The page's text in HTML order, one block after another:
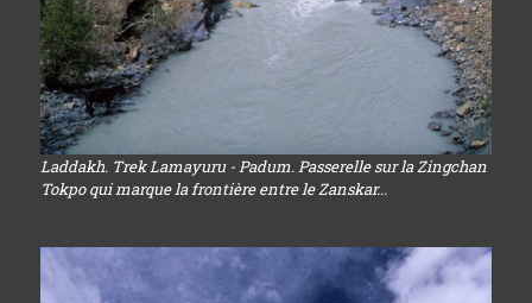
Laddakh. Trek Lamayuru - Padum. Passerelle sur la Zingchan
Tokpo qui marque la frontière entre le Zanskar...